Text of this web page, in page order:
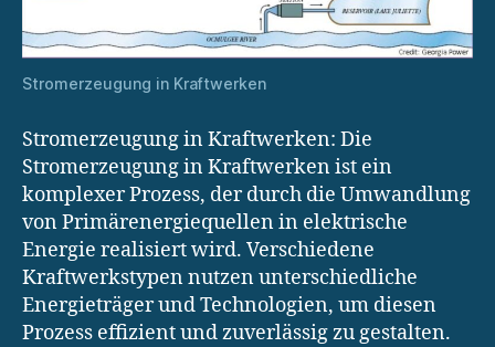
Stromerzeugung in Kraftwerken
Stromerzeugung in Kraftwerken: Die
Stromerzeugung in Kraftwerken ist ein
komplexer Prozess, der durch die Umwandlung
von Primärenergiequellen in elektrische
Energie realisiert wird. Verschiedene
Kraftwerkstypen nutzen unterschiedliche
Energieträger und Technologien, um diesen
Prozess effizient und zuverlässig zu gestalten.